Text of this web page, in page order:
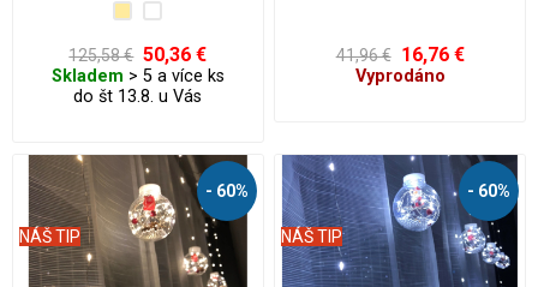
průkopníkem do světa 3D
vánočního led osvětlení.
125,58 € 50,36 €
Skladem > 5 a více ks
do št 13.8. u Vás
41,96 € 16,76 €
Vyprodáno
- 60%
NÁŠ TIP
- 60%
NÁŠ TIP